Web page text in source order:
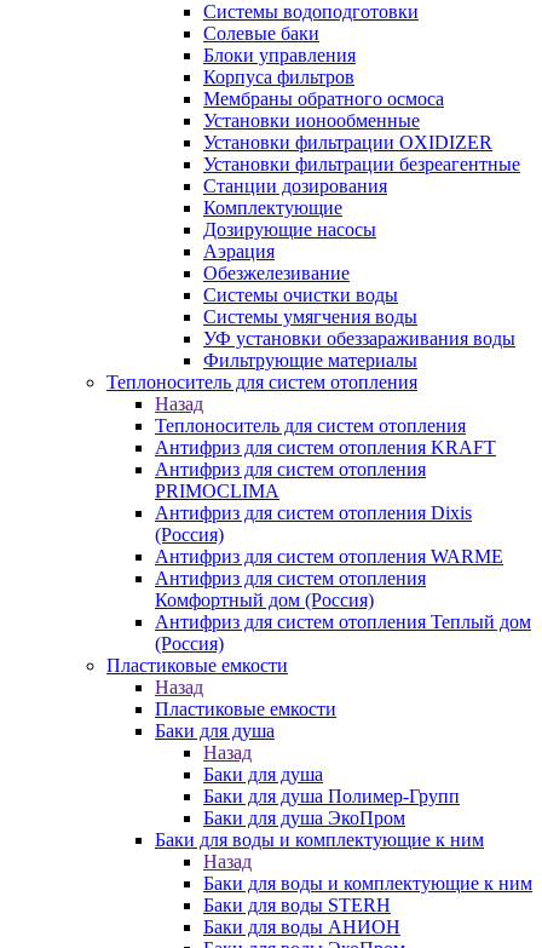
Системы водоподготовки
Солевые баки
Блоки управления
Корпуса фильтров
Мембраны обратного осмоса
Установки ионообменные
Установки фильтрации OXIDIZER
Установки фильтрации безреагентные
Станции дозирования
Комплектующие
Дозирующие насосы
Аэрация
Обезжелезивание
Системы очистки воды
Системы умягчения воды
УФ установки обеззараживания воды
Фильтрующие материалы
Теплоноситель для систем отопления
Назад
Теплоноситель для систем отопления
Антифриз для систем отопления KRAFT
Антифриз для систем отопления
PRIMOCLIMA
Антифриз для систем отопления Dixis
(Россия)
Антифриз для систем отопления WARME
Антифриз для систем отопления
Комфортный дом (Россия)
Антифриз для систем отопления Теплый дом
(Россия)
Пластиковые емкости
Назад
Пластиковые емкости
Баки для душа
Назад
Баки для душа
Баки для душа Полимер-Групп
Баки для душа ЭкоПром
Баки для воды и комплектующие к ним
Назад
Баки для воды и комплектующие к ним
Баки для воды STERH
Баки для воды АНИОН